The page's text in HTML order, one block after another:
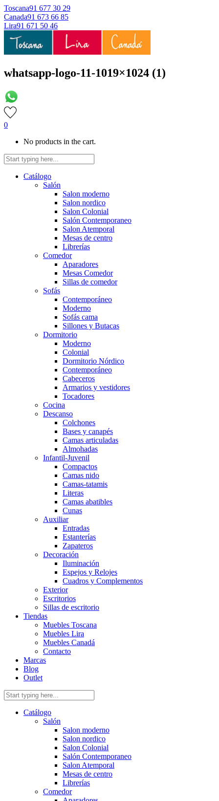
Toscana91 677 30 29
Canada91 673 66 85
Lira91 671 50 46
whatsapp-logo-11-1019×1024 (1)
0
No products in the cart.
Catálogo
Salón
Salon moderno
Salon nordico
Salon Colonial
Salón Contemporaneo
Salon Atemporal
Mesas de centro
Librerías
Comedor
Aparadores
Mesas Comedor
Sillas de comedor
Sofás
Contemporáneo
Moderno
Sofás cama
Sillones y Butacas
Dormitorio
Moderno
Colonial
Dormitorio Nórdico
Contemporáneo
Cabeceros
Armarios y vestidores
Tocadores
Cocina
Descanso
Colchones
Bases y canapés
Camas articuladas
Almohadas
Infantil-Juvenil
Compactos
Camas nido
Camas-tatamis
Literas
Camas abatibles
Cunas
Auxiliar
Entradas
Estanterías
Zapateros
Decoración
Iluminación
Espejos y Relojes
Cuadros y Complementos
Exterior
Escritorios
Sillas de escritorio
Tiendas
Muebles Toscana
Muebles Lira
Muebles Canadá
Contacto
Marcas
Blog
Outlet
Catálogo
Salón
Salon moderno
Salon nordico
Salon Colonial
Salón Contemporaneo
Salon Atemporal
Mesas de centro
Librerías
Comedor